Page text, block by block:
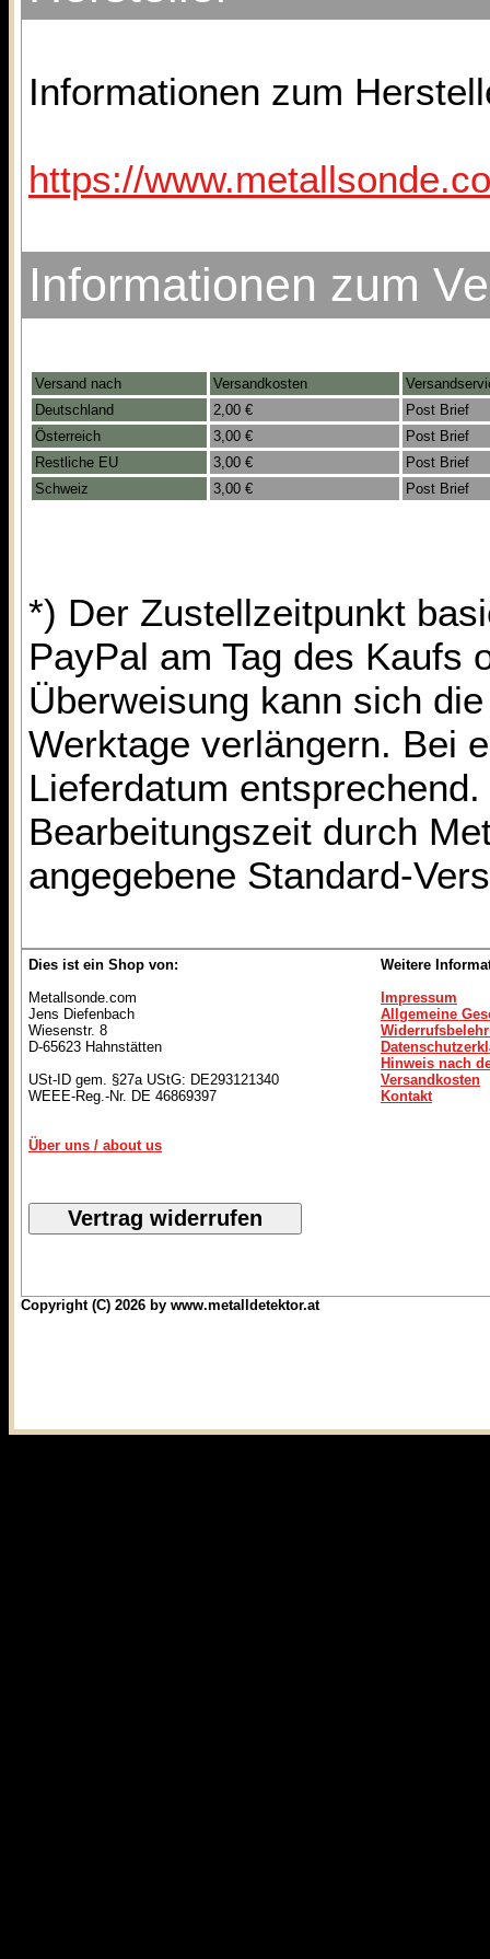
Informationen zum
https://
Informationen zum
Versand nach Versandkosten
Deutschland
2,00 €
Post Brief
Österreich
3,00 €
Post Brief
Restliche EU
3,00 €
Post Brief
Schweiz
3,00 € Post Brief
*) Der Zustellzeitpunkt
PayPal am Tag des Kaufs
Überweisung kann sich
Werktage verlängern. Bei
Lieferdatum
Bearbeitungszeit durch
angegebene Standard-
Dies ist ein Shop von:
Metallsonde.com
Jens Diefenbach
Wiesenstr. 8
D-65623 Hahnstätten
USt-ID gem. §27a UStG: DE293121340
WEEE-Reg.-Nr. DE 46869397
Über uns / about us
Weitere
Impressum
Allgemeine
Hinweis nach
Versandkosten
Kontakt
Copyright (C) 2026 by www.metalldetektor.at